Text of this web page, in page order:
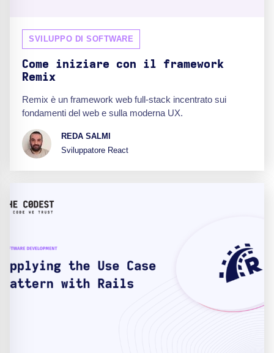
SVILUPPO DI SOFTWARE
Come iniziare con il framework
Remix
Remix è un framework web full-stack incentrato sui
fondamenti del web e sulla moderna UX.
REDA SALMI
Sviluppatore React